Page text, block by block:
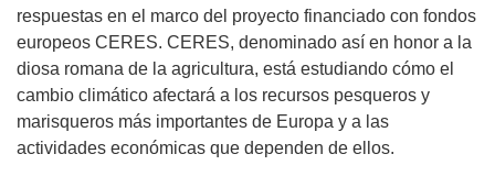
v
a
v
e
n
t
n
a
respuestas en el marco del proyecto financiado con fondos
europeos CERES. CERES, denominado así en honor a la
diosa romana de la agricultura, está estudiando cómo el
cambio climático afectará a los recursos pesqueros y
marisqueros más importantes de Europa y a las
actividades económicas que dependen de ellos.